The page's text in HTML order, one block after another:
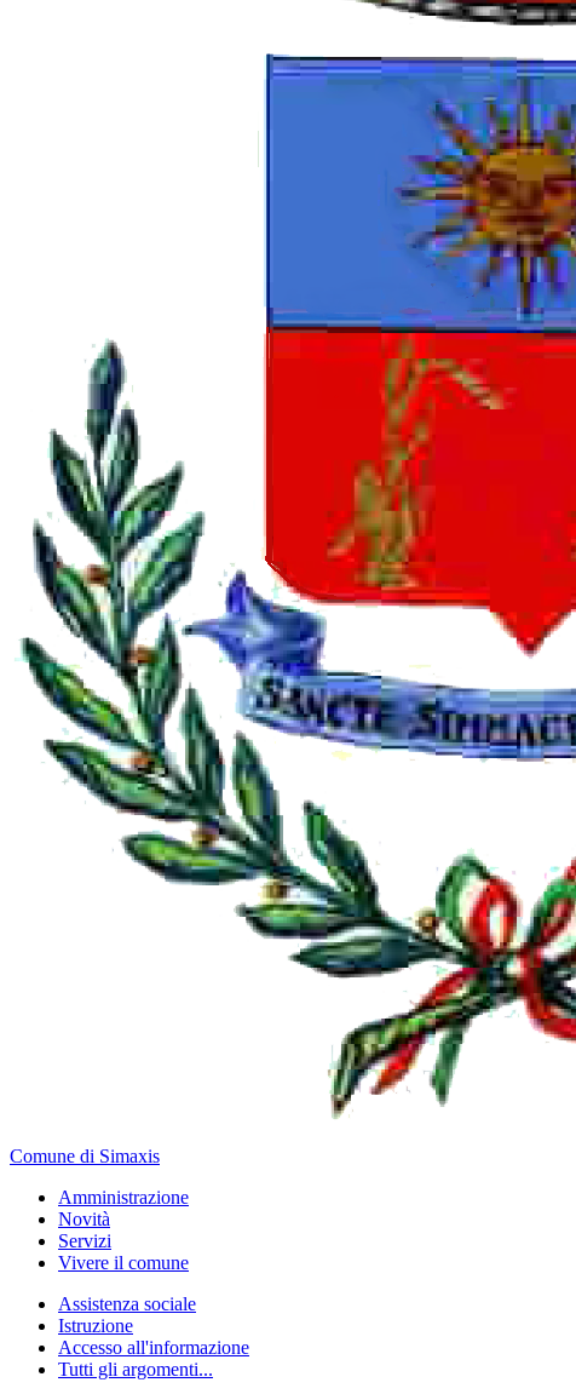
Comune di Simaxis
Amministrazione
Novità
Servizi
Vivere il comune
Assistenza sociale
Istruzione
Accesso all'informazione
Tutti gli argomenti...